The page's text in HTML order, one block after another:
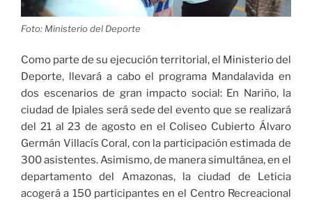
Foto: Ministerio del Deporte
Como parte de su ejecución territorial, el Ministerio del
Deporte, llevará a cabo el programa Mandalavida en
dos escenarios de gran impacto social: En Nariño, la
ciudad de Ipiales será sede del evento que se realizará
del 21 al 23 de agosto en el Coliseo Cubierto Álvaro
Germán Villacís Coral, con la participación estimada de
300 asistentes. Asimismo, de manera simultánea, en el
departamento del Amazonas, la ciudad de Leticia
acogerá a 150 participantes en el Centro Recreacional